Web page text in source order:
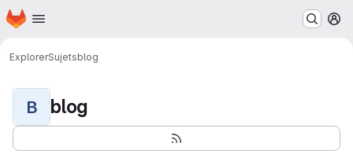
Passer au contenu principal
Page d'accueil
ExplorerSujetsblog
B blog